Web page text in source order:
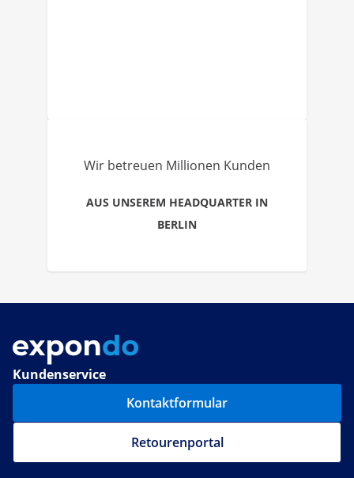
Wir betreuen Millionen Kunden
AUS UNSEREM HEADQUARTER IN
BERLIN
Kundenservice
Kontaktformular
Retourenportal